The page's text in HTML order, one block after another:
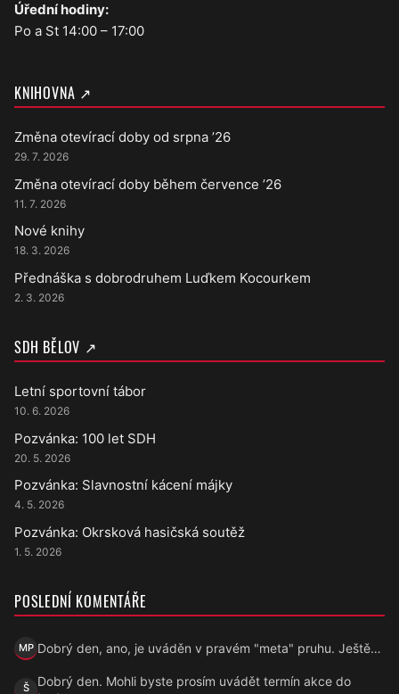
Úřední hodiny:
Po a St 14:00 – 17:00
KNIHOVNA ↗
Změna otevírací doby od srpna ’26
29. 7. 2026
Změna otevírací doby během července ’26
11. 7. 2026
Nové knihy
18. 3. 2026
Přednáška s dobrodruhem Luďkem Kocourkem
2. 3. 2026
SDH BĚLOV ↗
Letní sportovní tábor
10. 6. 2026
Pozvánka: 100 let SDH
20. 5. 2026
Pozvánka: Slavnostní kácení májky
4. 5. 2026
Pozvánka: Okrsková hasičská soutěž
1. 5. 2026
POSLEDNÍ KOMENTÁŘE
MP
Marek Přecechtěl
Dobrý den, ano, je uváděn v pravém "meta" pruhu. Ještě…
Š
Dobrý den. Mohli byste prosím uvádět termín akce do